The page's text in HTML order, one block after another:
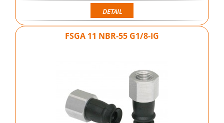
DETAIL
FSGA 11 NBR-55 G1/8-IG